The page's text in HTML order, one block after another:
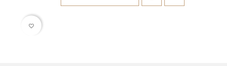
favorite_border